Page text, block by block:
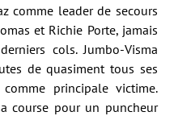
comme leader de secours
et Richie Porte, jamais
cols. Jumbo-Visma
de quasiment tous ses
principale victime.
course pour un puncheur